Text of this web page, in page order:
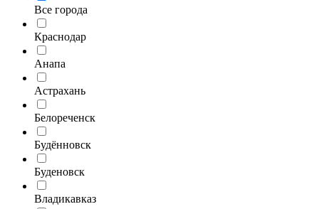
Все города
Краснодар
Анапа
Астрахань
Белореченск
Будённовск
Буденовск
Владикавказ